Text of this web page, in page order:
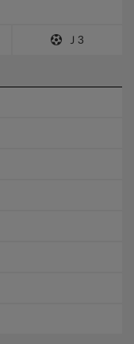
Ｊ3